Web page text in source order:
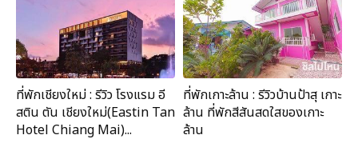
ที่พักเชียงใหม่ : รีวิว โรงแรม อี
สติน ตัน เชียงใหม่(Eastin Tan
Hotel Chiang Mai)...
ที่พักเกาะล้าน : รีวิวบ้านป้าสุ เกาะ
ล้าน ที่พักสีสันสดใสของเกาะ
ล้าน